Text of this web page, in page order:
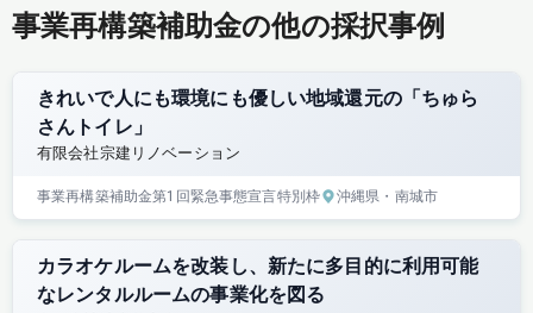
事業再構築補助金の他の採択事例
きれいで人にも環境にも優しい地域還元の「ちゅら
さんトイレ」
有限会社宗建リノベーション
事業再構築補助金第1回緊急事態宣言特別枠 沖縄県 ・南城市
カラオケルームを改装し、新たに多目的に利用可能
なレンタルルームの事業化を図る